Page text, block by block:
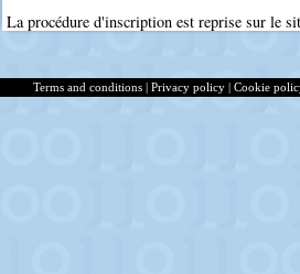
La procédure d'inscription est reprise sur le
Terms and conditions | Privacy policy | Cookie